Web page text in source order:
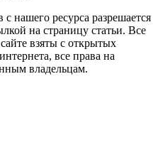
нашего ресурса разрешается
на страницу статьи. Все
взяты с открытых
все права на
владельцам.